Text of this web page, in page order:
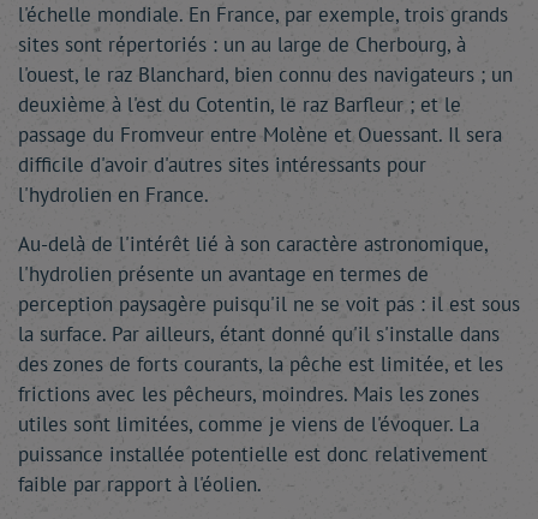
l'échelle mondiale. En France, par exemple, trois grands
sites sont répertoriés : un au large de Cherbourg, à
l'ouest, le raz Blanchard, bien connu des navigateurs ; un
deuxième à l'est du Cotentin, le raz Barfleur ; et le
passage du Fromveur entre Molène et Ouessant. Il sera
difficile d'avoir d'autres sites intéressants pour
l'hydrolien en France.
Au-delà de l'intérêt lié à son caractère astronomique,
l'hydrolien présente un avantage en termes de
perception paysagère puisqu'il ne se voit pas : il est sous
la surface. Par ailleurs, étant donné qu'il s'installe dans
des zones de forts courants, la pêche est limitée, et les
frictions avec les pêcheurs, moindres. Mais les zones
utiles sont limitées, comme je viens de l'évoquer. La
puissance installée potentielle est donc relativement
faible par rapport à l'éolien.